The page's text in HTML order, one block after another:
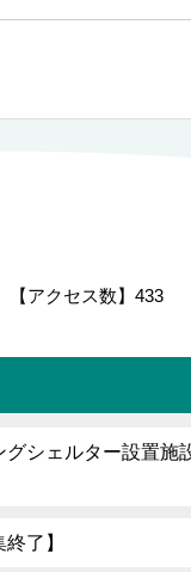
【アクセス数】 433
シェルター設置施
了】